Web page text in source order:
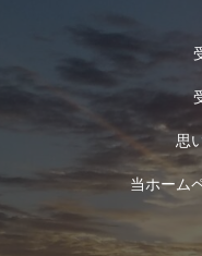
思
当ホーム